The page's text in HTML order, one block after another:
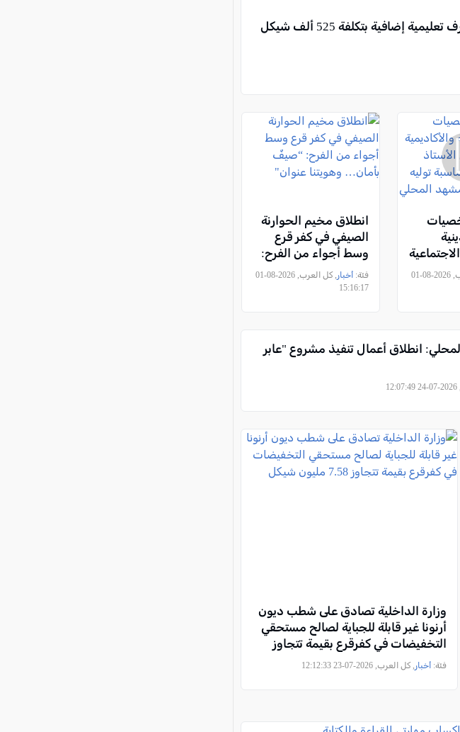
إضافية بتكلفة 525 ألف شيكل
توليه
, كل العرب, 2026-08-01
انطلاق مخيم الحوارنة
الصيفي في كفر قرع
وسط أجواء من الفرح:
“صيفٌ بأمان… وهويتنا
عنوان"
فئة:أخبار
, كل العرب, 2026-08-01
15:16:17
انطلاق أعمال تنفيذ مشروع "عابر
وزارة الداخلية تصادق على شطب ديون
أرنونا غير قابلة للجباية لصالح مستحقي
التخفيضات في كفرقرع بقيمة تتجاوز
7.58 مليون شيكل
فئة: أخبار , كل العرب, 2026-07-23 12:12:33